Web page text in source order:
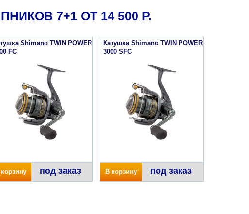
7+1 ОТ 14 500 Р.
Shimano TWIN POWER
FC
под заказ
Катушка Shimano TWIN POWER
3000 SFC
В корзину под заказ